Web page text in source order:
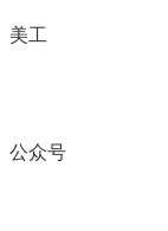
美工
公众号